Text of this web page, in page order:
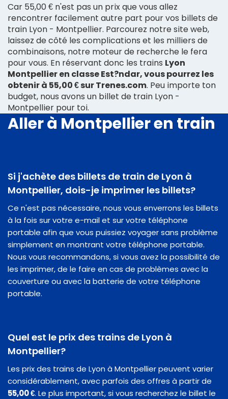
Car 55,00 € n'est pas un prix que vous allez
rencontrer facilement autre part pour vos billets de
train Lyon - Montpellier. Parcourez notre site web,
laissez de côté les complications et les milliers de
combinaisons, notre moteur de recherche le fera
pour vous. En réservant donc les trains Lyon
Montpellier en classe Est?ndar, vous pourrez les
obtenir à 55,00 € sur Trenes.com. Peu importe ton
budget, nous avons un billet de train Lyon -
Montpellier pour toi.
Aller à Montpellier en train
Si j'achète des billets de train de Lyon à
Montpellier, dois-je imprimer les billets?
Ce n'est pas nécessaire, nous vous enverrons les billets
à la fois sur votre e-mail et sur votre téléphone
portable afin que vous puissiez voyager sans problème
simplement en montrant votre téléphone portable.
Nous vous recommandons, si vous avez la possibilité de
les imprimer, de le faire en cas de problèmes avec la
couverture ou avec la batterie de votre téléphone
portable.
Quel est le prix des trains de Lyon à
Montpellier?
Les prix des trains de Lyon à Montpellier peuvent varier
considérablement, avec parfois des offres à partir de
55,00 €. Le plus important, si vous recherchez le billet le